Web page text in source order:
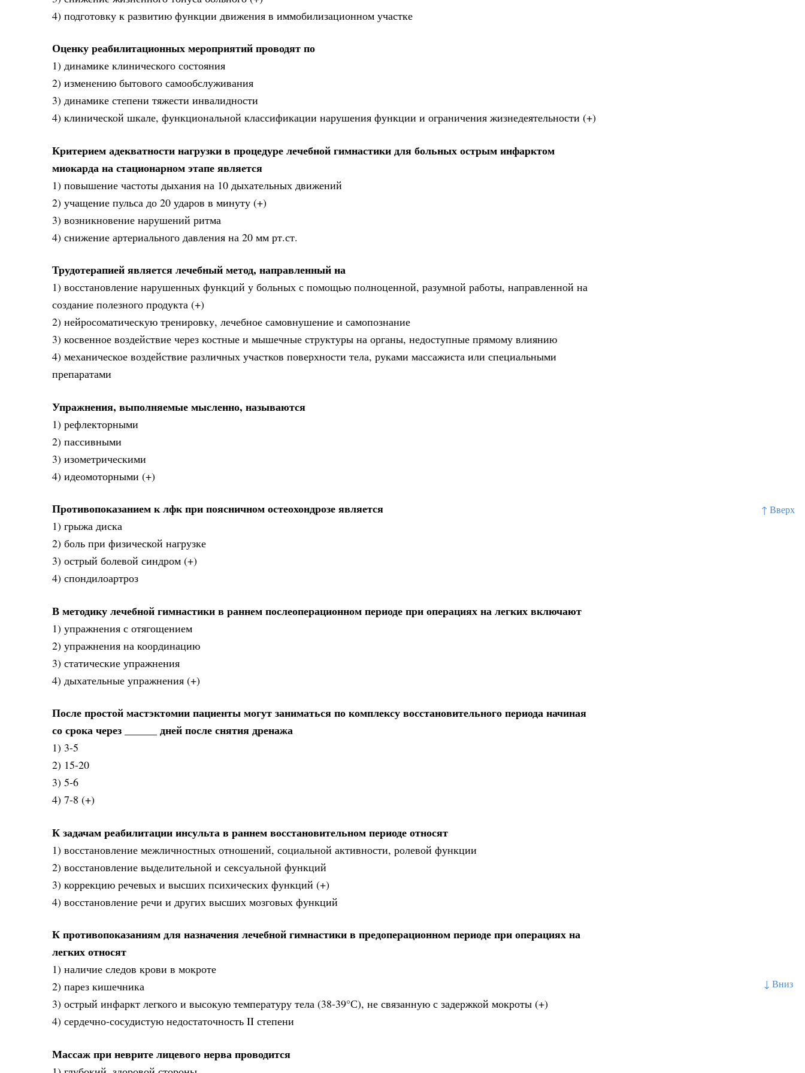
↑ Вверх
↓ Вниз
4) подготовку к развитию функции движения в иммобилизационном участке
Оценку реабилитационных мероприятий проводят по
1) динамике клинического состояния
2) изменению бытового самообслуживания
3) динамике степени тяжести инвалидности
4) клинической шкале, функциональной классификации нарушения функции и ограничения жизнедеятельности (+)
Критерием адекватности нагрузки в процедуре лечебной гимнастики для больных острым инфарктом
миокарда на стационарном этапе является
1) повышение частоты дыхания на 10 дыхательных движений
2) учащение пульса до 20 ударов в минуту (+)
3) возникновение нарушений ритма
4) снижение артериального давления на 20 мм рт.ст.
Трудотерапией является лечебный метод, направленный на
1) восстановление нарушенных функций у больных с помощью полноценной, разумной работы, направленной на
создание полезного продукта (+)
2) нейросоматическую тренировку, лечебное самовнушение и самопознание
3) косвенное воздействие через костные и мышечные структуры на органы, недоступные прямому влиянию
4) механическое воздействие различных участков поверхности тела, руками массажиста или специальными
препаратами
Упражнения, выполняемые мысленно, называются
1) рефлекторными
2) пассивными
3) изометрическими
4) идеомоторными (+)
Противопоказанием к лфк при поясничном остеохондрозе является
1) грыжа диска
2) боль при физической нагрузке
3) острый болевой синдром (+)
4) спондилоартроз
В методику лечебной гимнастики в раннем послеоперационном периоде при операциях на легких включают
1) упражнения с отягощением
2) упражнения на координацию
3) статические упражнения
4) дыхательные упражнения (+)
После простой мастэктомии пациенты могут заниматься по комплексу восстановительного периода начиная
со срока через ______ дней после снятия дренажа
1) 3-5
2) 15-20
3) 5-6
4) 7-8 (+)
К задачам реабилитации инсульта в раннем восстановительном периоде относят
1) восстановление межличностных отношений, социальной активности, ролевой функции
2) восстановление выделительной и сексуальной функций
3) коррекцию речевых и высших психических функций (+)
4) восстановление речи и других высших мозговых функций
К противопоказаниям для назначения лечебной гимнастики в предоперационном периоде при операциях на
легких относят
1) наличие следов крови в мокроте
2) парез кишечника
3) острый инфаркт легкого и высокую температуру тела (38-39°С), не связанную с задержкой мокроты (+)
4) сердечно-сосудистую недостаточность II степени
Массаж при неврите лицевого нерва проводится